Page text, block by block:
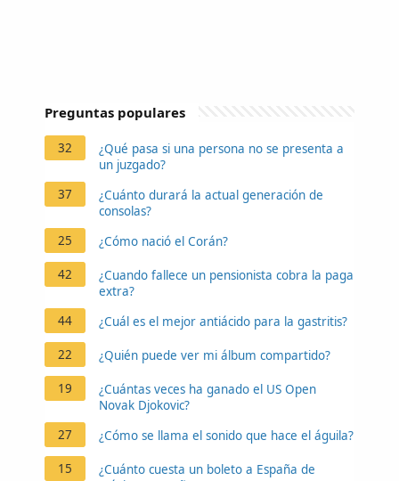
Preguntas populares
32
¿Qué pasa si una persona no se presenta a
un juzgado?
37
¿Cuánto durará la actual generación de
consolas?
25
¿Cómo nació el Corán?
42
¿Cuando fallece un pensionista cobra la paga
extra?
44
¿Cuál es el mejor antiácido para la gastritis?
22 ¿Quién puede ver mi álbum compartido?
19
¿Cuántas veces ha ganado el US Open
Novak Djokovic?
27
¿Cómo se llama el sonido que hace el águila?
15
¿Cuánto cuesta un boleto a España de